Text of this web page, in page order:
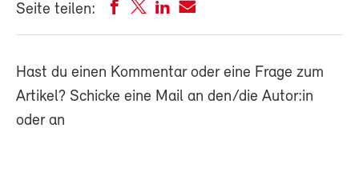
Seite teilen:
Hast du einen Kommentar oder eine Frage zum
Artikel? Schicke eine Mail an den/die Autor:in
oder an